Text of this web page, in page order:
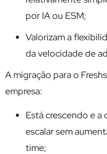
por IA ou ESM;
Valorizam a
da velocidade de
A migração para o
empresa:
Está crescendo e a
escalar sem
time;